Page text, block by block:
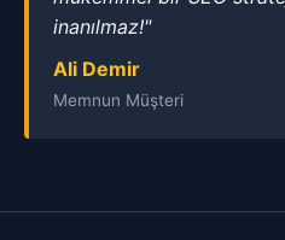
inanılmaz!"
Ali Demir
Memnun Müşteri